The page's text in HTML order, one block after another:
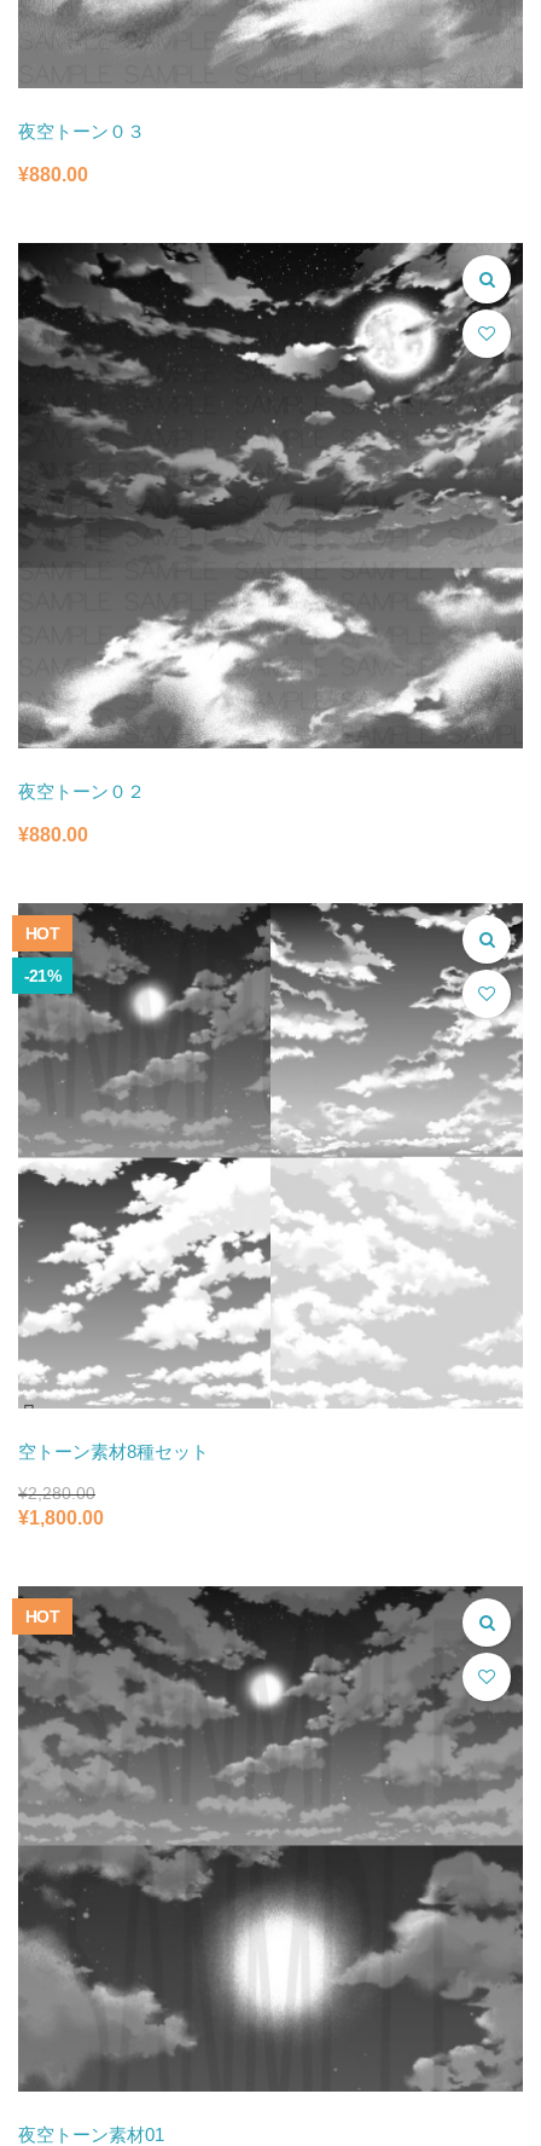
夜空トーン０３
¥880.00
夜空トーン０２
¥880.00
HOT
-21%
空トーン素材8種セット
¥2,280.00
元
格
は
¥2,280.00
で
し
た。
¥1,800.00
価
は
¥1,800.00
で
す。
HOT
夜空トーン素材01